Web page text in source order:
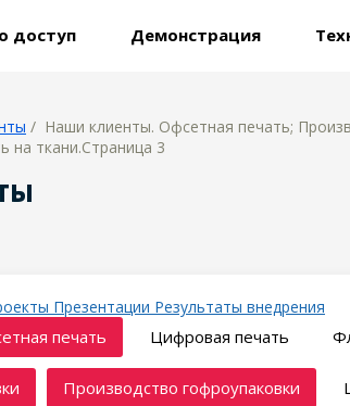
доступ Демонстрация
/ Наши клиенты. Офсетная печать;
на ткани.Страница 3
Презентации Результаты внедрения
печать Цифровая печать
Производство гофроупаковки